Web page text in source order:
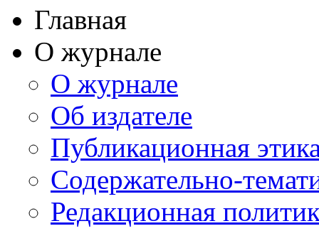
Главная
О журнале
О журнале
Об издателе
Публикационная
Содержательно-
Редакционная